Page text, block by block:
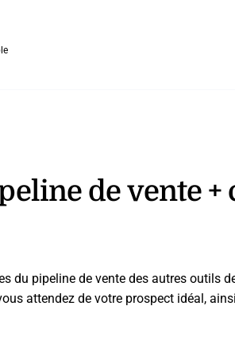
de vente +
du pipeline de vente des autres outils
attendez de votre prospect idéal,